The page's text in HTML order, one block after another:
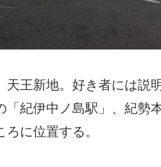
天王新地。好き者には説
「紀伊中ノ島駅」、紀勢
ろに位置する。